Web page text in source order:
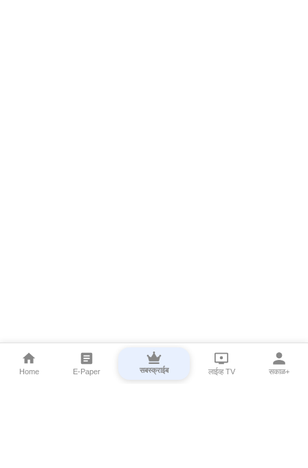
Home E-Paper सबस्क्राईब लाईव्ह TV सकाळ+